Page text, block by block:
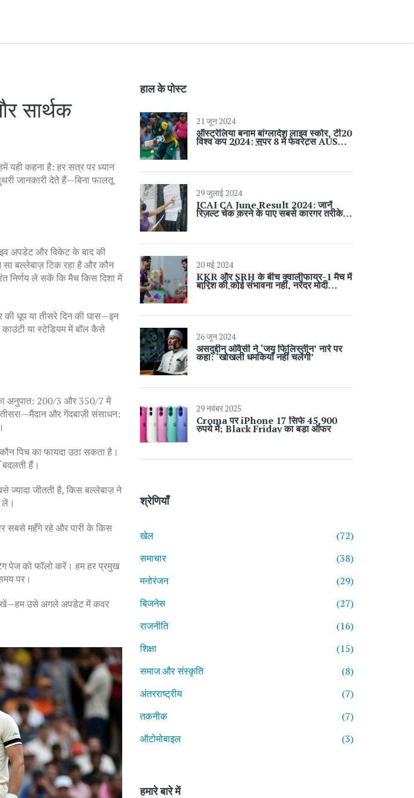
सार्थक
यही कहना है: हर सत्र पर ध्यान
जानकारी देते हैं—बिना फालतू
अपडेट और विकेट के बाद की
बल्लेबाज़ टिक रहा है और कौन
निर्णय ले सकें कि मैच किस दिशा में
की धूप या तीसरे दिन की घास—इन
या स्टेडियम में बॉल कैसे
अनुपात: 200/3 और 350/7 में
और गेंदबाज़ी संसाधन:
पिच का फायदा उठा सकता है।
हैं।
जीतती है, किस बल्लेबाज़ ने
लें।
सबसे महँगे रहे और पारी के किस
पेज को फॉलो करें। हम हर प्रमुख
पर।
देखें—हम उसे अगले अपडेट में कवर
हाल के पोस्ट
21 जून 2024
ऑस्ट्रेलिया बनाम बांग्लादेश लाइव स्कोर, टी20
विश्व कप 2024: सुपर 8 में फेवरेट्स AUS
बनाम आत्मविश्वासी BAN
29 जुलाई 2024
ICAI CA June Result 2024: जानें
रिजल्ट चेक करने के पाए सबसे कारगर तरीके,
पूरी जानकारी
20 मई 2024
KKR और SRH के बीच क्वालीफायर-1 मैच में
बारिश की कोई संभावना नहीं, नरेंद्र मोदी
स्टेडियम में होगा मुकाबला
26 जून 2024
असदुद्दीन ओवैसी ने ‘जय फिलिस्तीन’ नारे पर
कहा: ‘खोखली धमकियाँ नहीं चलेंगी’
29 नवंबर 2025
Croma पर iPhone 17 सिर्फ 45,900
रुपये में; Black Friday का बड़ा ऑफर
श्रेणियाँ
खेल
(72)
समाचार
(38)
मनोरंजन
(29)
बिजनेस
(27)
राजनीति
(16)
शिक्षा
(15)
समाज और संस्कृति
(8)
अंतरराष्ट्रीय
(7)
तकनीक
(7)
ऑटोमोबाइल
(3)
हमारे बारे में